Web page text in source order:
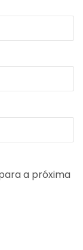
a próxima